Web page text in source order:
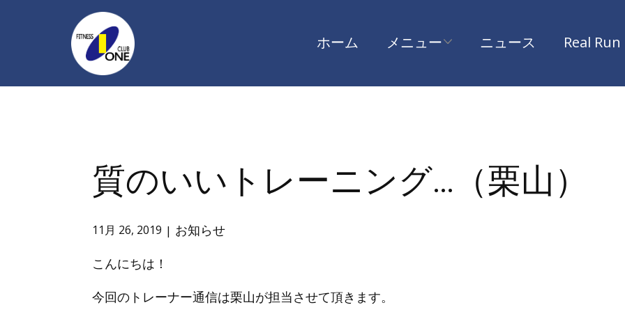
ホーム メニュー ニュース Real Run
質のいいトレーニング…（栗山）
11月 26, 2019
お知らせ
こんにちは！
今回のトレーナー通信は栗山が担当させて頂きます。